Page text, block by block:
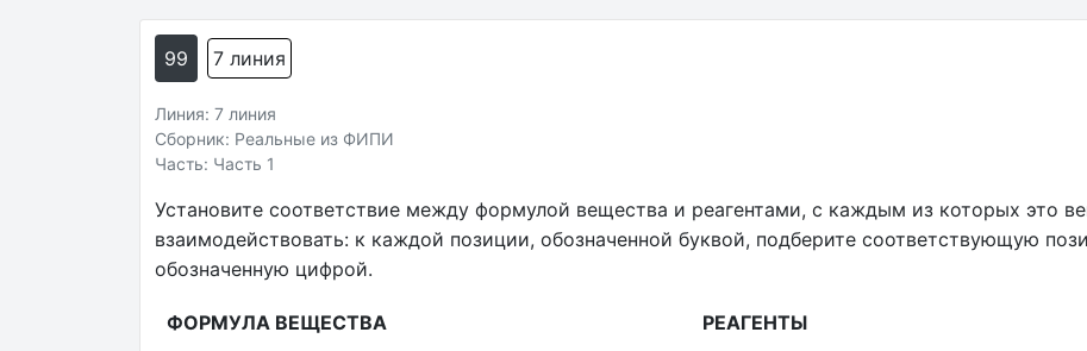
99 7 линия
Линия: 7 линия
Сборник: Реальные из ФИПИ
Часть: Часть 1
Установите соответствие между формулой вещества и реагентами, с каждым из которых это
взаимодействовать: к каждой позиции, обозначенной буквой, подберите соответствующую
обозначенную цифрой.
ФОРМУЛА ВЕЩЕСТВА РЕАГЕНТЫ